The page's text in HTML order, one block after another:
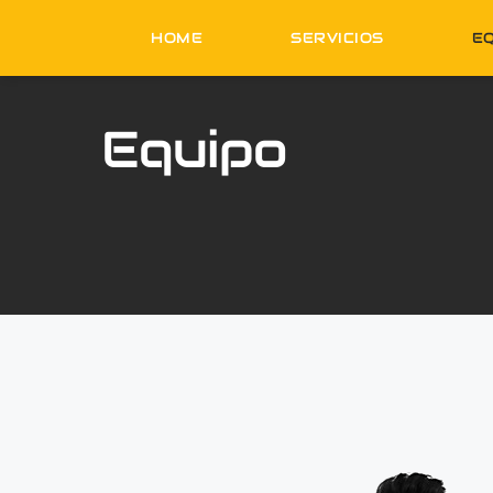
content
HOME SERVICIOS
Equipo